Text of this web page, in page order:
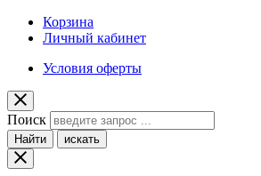
Корзина
Личный кабинет
Условия оферты
Поиск
Найти искать